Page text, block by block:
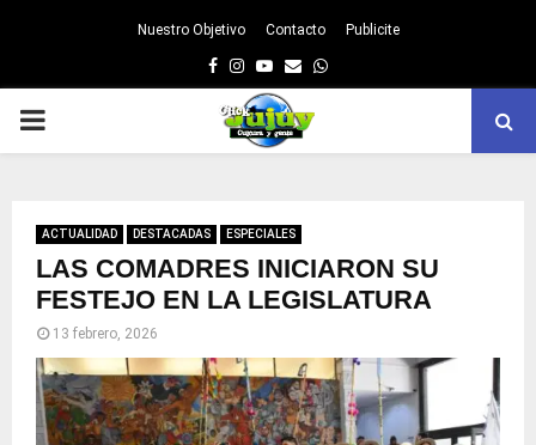
Nuestro Objetivo Contacto Publicite
Facebook
Instagram
Youtube
EmailWhatsapp
PRIMARY
ACTUALIDAD DESTACADAS ESPECIALES
LAS COMADRES INICIARON SU
FESTEJO EN LA LEGISLATURA
13 febrero, 2026